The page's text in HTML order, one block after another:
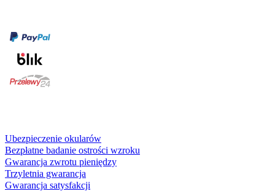
Ubezpieczenie okularów
Bezpłatne badanie ostrości wzroku
Gwarancja zwrotu pieniędzy
Trzyletnia gwarancja
Gwarancja satysfakcji